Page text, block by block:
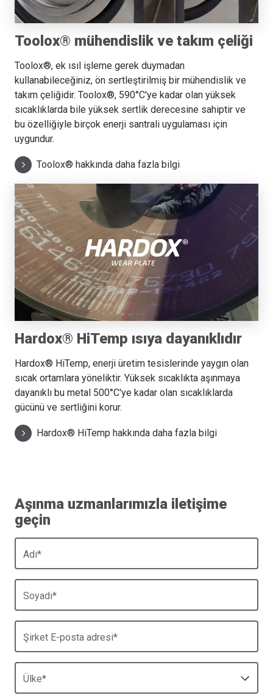
Toolox® mühendislik ve takım çeliği
Toolox®, ek ısıl işleme gerek duymadan
kullanabileceğiniz, ön sertleştirilmiş bir mühendislik ve
takım çeliğidir. Toolox®, 590°C'ye kadar olan yüksek
sıcaklıklarda bile yüksek sertlik derecesine sahiptir ve
bu özelliğiyle birçok enerji santrali uygulaması için
uygundur.
Toolox® hakkında daha fazla bilgi
Hardox® HiTemp ısıya dayanıklıdır
Hardox® HiTemp, enerji üretim tesislerinde yaygın olan
sıcak ortamlara yöneliktir. Yüksek sıcaklıkta aşınmaya
dayanıklı bu metal 500°C'ye kadar olan sıcaklıklarda
gücünü ve sertliğini korur.
Hardox® HiTemp hakkında daha fazla bilgi
Aşınma uzmanlarımızla iletişime
geçin
Adı*
Soyadı*
Şirket E-posta adresi*
Ülke*